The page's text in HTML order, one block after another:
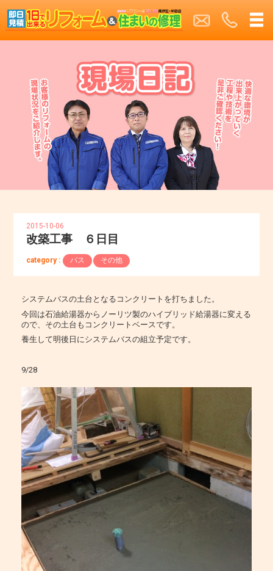
2015-10-06
改築工事 ６日目
category : バス その他
システムバスの土台となるコンクリートを打ちました。
今回は石油給湯器からノーリツ製のハイブリッド給湯器に変える
ので、その土台もコンクリートベースです。
養生して明後日にシステムバスの組立予定です。
9/28